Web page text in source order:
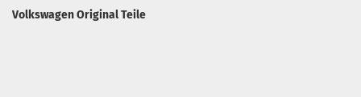
Volkswagen Original Teile